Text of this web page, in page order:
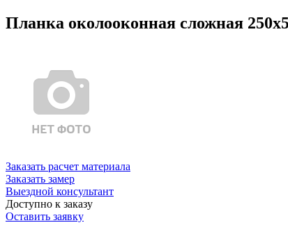
Планка околооконная сложная
Заказать расчет материала
Заказать замер
Выездной консультант
Доступно к заказу
Оставить заявку